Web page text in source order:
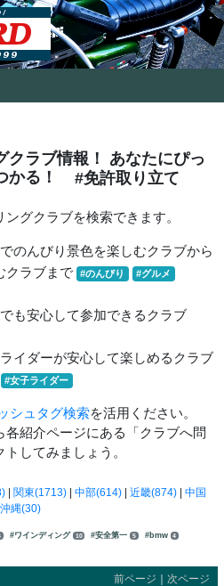
クラブ情報！ あなたにぴっ
かる！
#免許取り立て
グクラブを検索できます。
のんびり景色を楽しむクラブから
クラブまで
#のんびり
#グルメ
も安心して参加できるクラブ
イダーが安心して楽しめるクラブ
#女子ライダー
シュタグ検索を活用ください。
紹介ページにある「クラブへ問
してみましょう。
| 関東(1713)| 中部(614)| 近畿(874)| 中国
沖縄(30)
#ワインディング 10 #安全第一 5 #bmw 4
前ページ 次ページ